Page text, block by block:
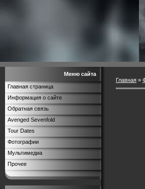
Меню сайта
Главная страница
Информация о сайте
Обратная связь
Avenged Sevenfold
Tour Dates
Фотографии
Мультимедиа
Прочее
Главная »